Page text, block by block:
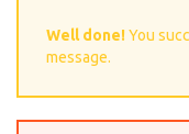
Well done!You
message.